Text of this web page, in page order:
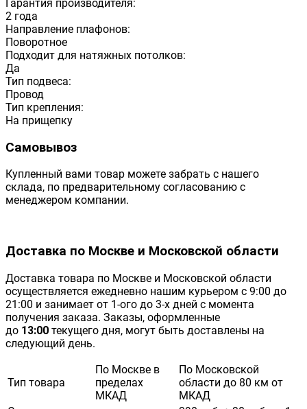
Гарантия производителя:
2 года
Направление плафонов:
Поворотное
Подходит для натяжных потолков:
Да
Тип подвеса:
Провод
Тип крепления:
На прищепку
Самовывоз
Купленный вами товар можете забрать с нашего
склада, по предварительному согласованию с
менеджером компании.
Доставка по Москве и Московской области
Доставка товара по Москве и Московской области
осуществляется ежедневно нашим курьером с 9:00 до
21:00 и занимает от 1-ого до 3-х дней с момента
получения заказа. Заказы, оформленные
до 13:00 текущего дня, могут быть доставлены на
следующий день.
Тип товара
По Москве в
пределах
МКАД
По Московской
области до 80 км от
МКАД